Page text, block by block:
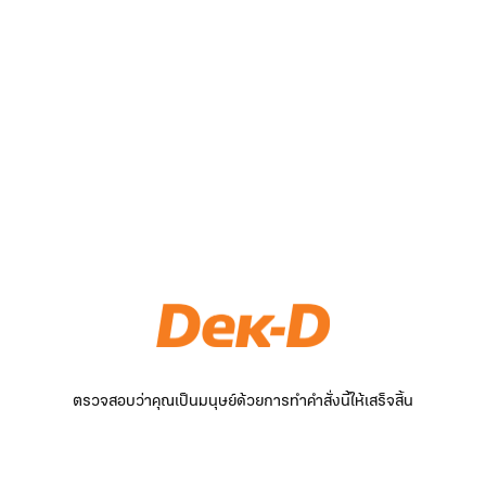
ตรวจสอบว่าคุณเป็นมนุษย์ด้วยการทำคำสั่งนี้ให้เสร็จสิ้น